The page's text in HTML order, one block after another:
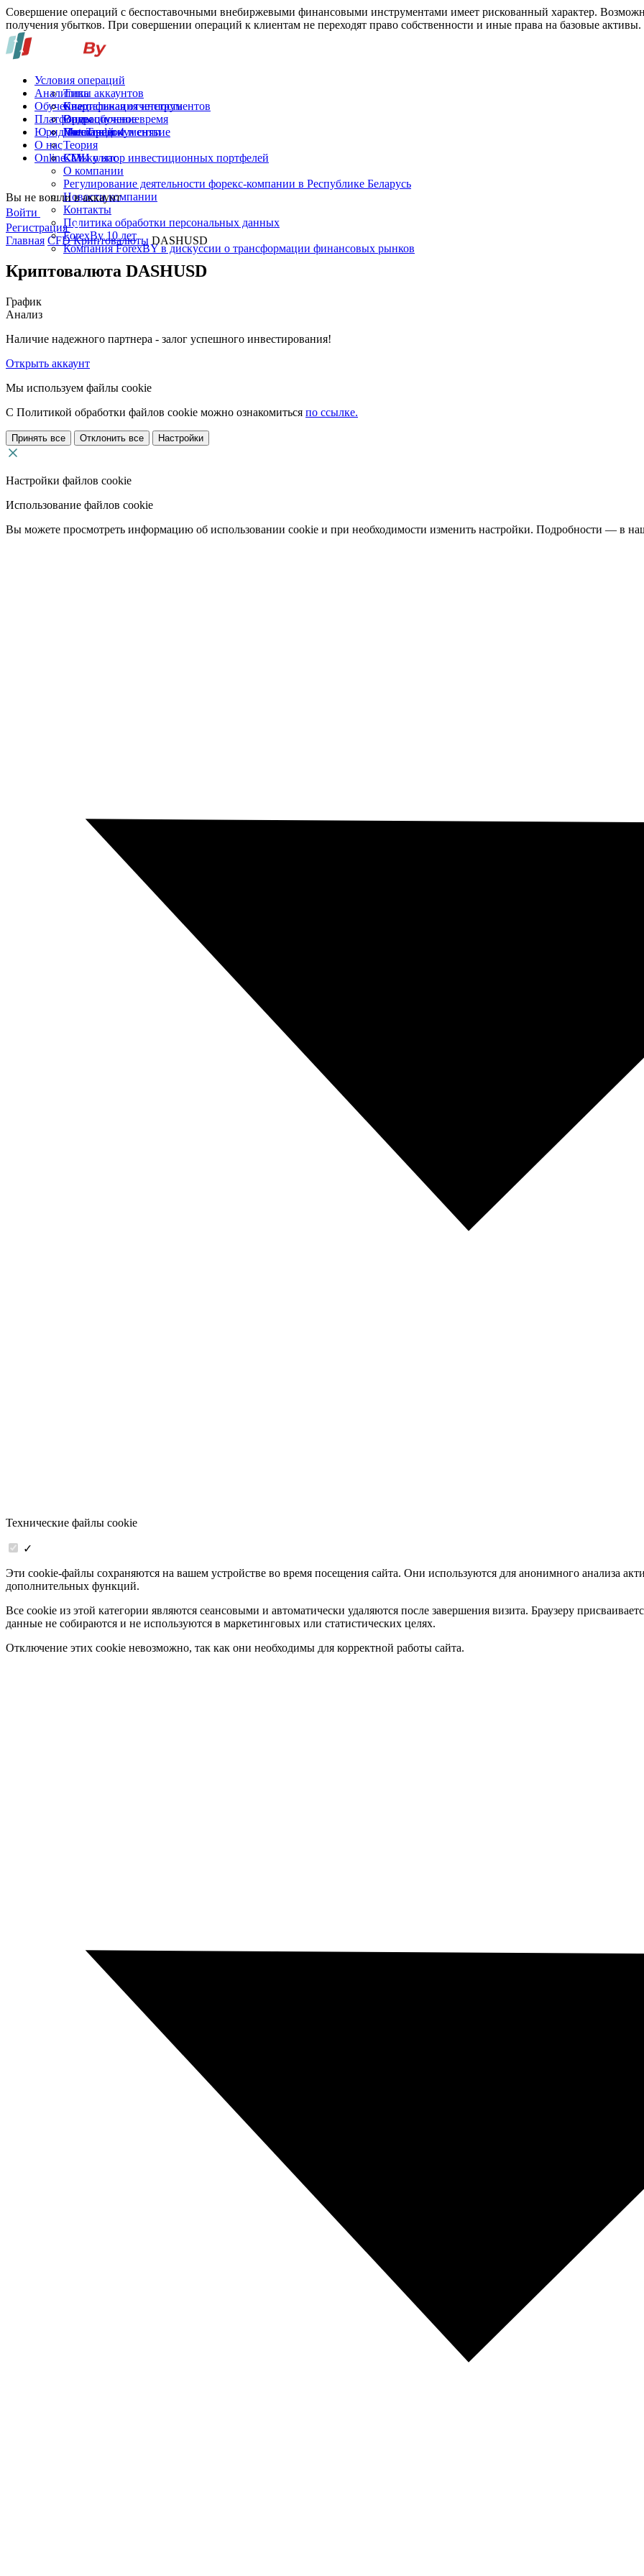
Совершение операций с беспоставочными внебиржевыми финансовыми инструментами имеет рискованный характер.
получения убытков. При совершении операций к клиентам не переходят право собственности и иные права на базовые активы.
Условия операций
Типы аккаунтов
Спецификация инструментов
Операционное время
Пополнение и снятие
Аналитика
Квартальная отчетность
Обучение
Видеообучение
Глоссарий
Теория
Калькулятор инвестиционных портфелей
Платформы
MetaTrader 4
Юридические документы
О нас
СМИ о нас
О компании
Регулирование деятельности форекс-компании в Республике Беларусь
Новости компании
Контакты
Политика обработки персональных данных
ForexBy 10 лет
Компания ForexBY в дискуссии о трансформации финансовых рынков
Online-TV
Вы не вошли в аккаунт
Войти
Регистрация
Главная CFD Криптовалюты DASHUSD
Криптовалюта DASHUSD
График
Анализ
Наличие надежного партнера - залог успешного инвестирования!
Открыть аккаунт
Мы используем файлы cookie
С Политикой обработки файлов cookie можно ознакомиться по ссылке.
Принять все Отклонить все Настройки
Настройки файлов cookie
Использование файлов cookie
Вы можете просмотреть информацию об использовании cookie и при необходимости изменить настройки. Подробности — в
Технические файлы cookie
✓
Эти cookie-файлы сохраняются на вашем устройстве во время посещения сайта. Они используются для анонимного анализа
дополнительных функций.
Все cookie из этой категории являются сеансовыми и автоматически удаляются после завершения визита. Браузеру
данные не собираются и не используются в маркетинговых или статистических целях.
Отключение этих cookie невозможно, так как они необходимы для корректной работы сайта.